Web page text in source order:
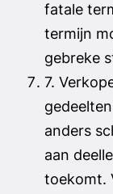
fatale
termijn
gebreke
7.
anders
aan
toekomt.